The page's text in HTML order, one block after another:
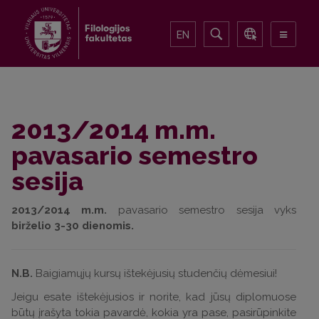
EN
2013/2014 m.m.
pavasario semestro
sesija
2013/2014 m.m. pavasario semestro sesija vyks
birželio 3-30 dienomis.
N.B. Baigiamųjų kursų ištekėjusių studenčių dėmesiui!
Jeigu esate ištekėjusios ir norite, kad jūsų diplomuose
būtų įrašyta tokia pavardė, kokia yra pase, pasirūpinkite